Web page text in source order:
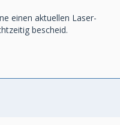
einen aktuellen Laser-
bescheid.